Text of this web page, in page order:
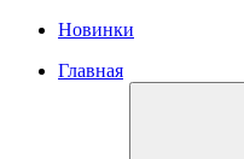
Новинки
Главная